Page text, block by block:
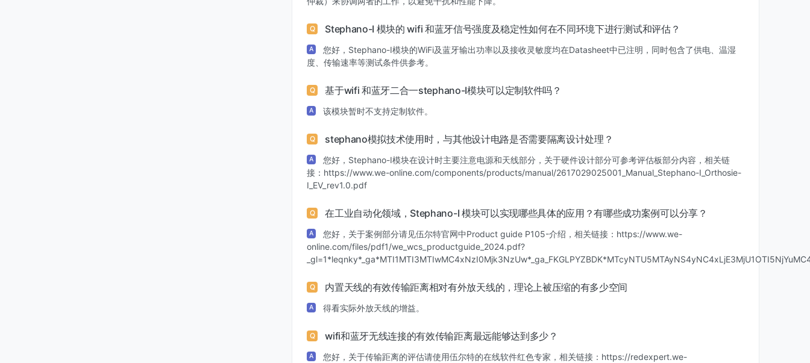
Q Stephano-I 模块的 wifi 和蓝牙信号强度及稳定性如何在不同环境下进行测试和评估？
A
您好，Stephano-I模块的WiFi及蓝牙输出功率以及接收灵敏度均在Datasheet中已注明，同时包含了供电、温湿
度、传输速率等测试条件供参考。
Q 基于wifi 和蓝牙二合一stephano-I模块可以定制软件吗？
A 该模块暂时不支持定制软件。
Q stephano模拟技术使用时，与其他设计电路是否需要隔离设计处理？
A
您好，Stephano-I模块在设计时主要注意电源和天线部分，关于硬件设计部分可参考评估板部分内容，相关链
接：https://www.we-online.com/components/products/manual/2617029025001_Manual_Stephano-I_Orthosie-
I_EV_rev1.0.pdf
Q 在工业自动化领域，Stephano-I 模块可以实现哪些具体的应用？有哪些成功案例可以分享？
A
您好，关于案例部分请见伍尔特官网中Product guide P105-介绍，相关链接：https://www.we-
online.com/files/pdf1/we_wcs_productguide_2024.pdf?
Q 内置天线的有效传输距离相对有外放天线的，理论上被压缩的有多少空间
A 得看实际外放天线的增益。
Q wifi和蓝牙无线连接的有效传输距离最远能够达到多少？
A
您好，关于传输距离的评估请使用伍尔特的在线软件红色专家，相关链接：https://redexpert.we-